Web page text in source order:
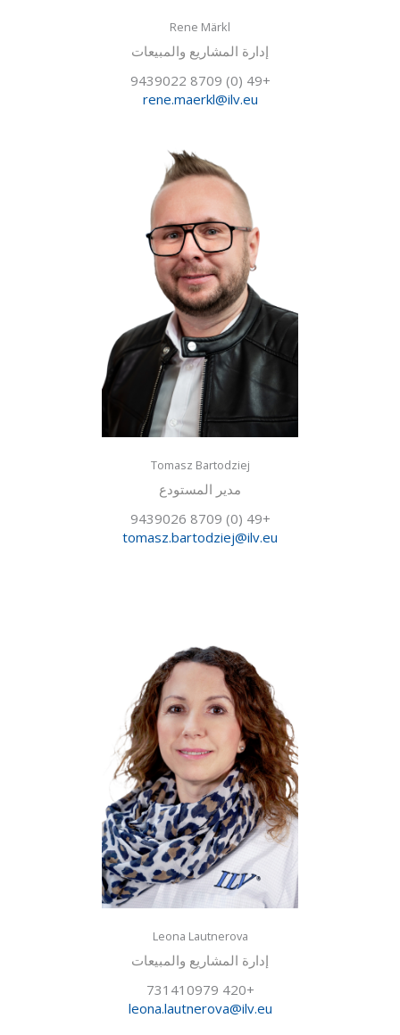
Rene Märkl
إدارة المشاريع والمبيعات
+49 (0) 8709 9439022
rene.maerkl@ilv.eu
Tomasz Bartodziej
مدير المستودع
+49 (0) 8709 9439026
tomasz.bartodziej@ilv.eu
Leona Lautnerova
إدارة المشاريع والمبيعات
+420 731410979
leona.lautnerova@ilv.eu